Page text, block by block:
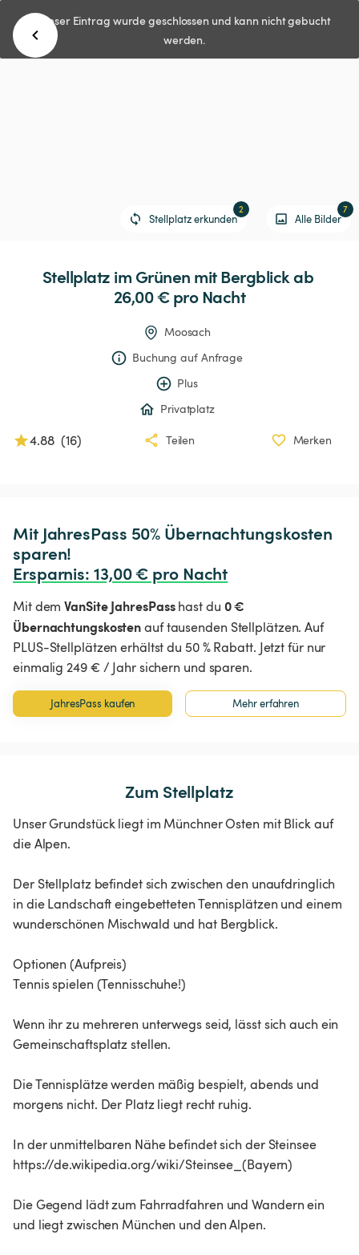
Dieser Eintrag wurde geschlossen und kann nicht gebucht
werden.
Alle Bilder
7
Stellplatz erkunden
2
Stellplatz im Grünen mitBergblick ab
26,00 € pro Nacht
Moosach
Buchung auf Anfrage
Plus
Privatplatz
4.88 (16) Teilen Merken
Mit JahresPass 50% Übernachtungskosten
Ersparnis: 13,00 € pro Nacht
Mit demVanSite JahresPasshast du 0 €
Übernachtungskostenauf tausenden Stellplätzen. Auf
PLUS-Stellplätzen erhältst du 50 % Rabatt. Jetzt für nur
einmalig 249 € / Jahr sichern und sparen.
JahresPass kaufen Mehr erfahren
Zum Stellplatz
Unser Grundstück liegt im Münchner Osten mit Blick auf
die Alpen.
Der Stellplatz befindet sich zwischen den unaufdringlich
in die Landschaft eingebetteten Tennisplätzen und einem
wunderschönen Mischwald und hat Bergblick.
Optionen (Aufpreis)
Tennis spielen (Tennisschuhe!)
Wenn ihr zu mehreren unterwegs seid, lässt sich auch ein
Gemeinschaftsplatz stellen.
Die Tennisplätze werden mäßig bespielt, abends und
morgens nicht. Der Platz liegt recht ruhig.
In der unmittelbaren Nähe befindet sich der Steinsee
https://de.wikipedia.org/wiki/Steinsee_(Bayern)
Die Gegend lädt zum Fahrradfahren und Wandern ein
und liegt zwischen München und den Alpen.